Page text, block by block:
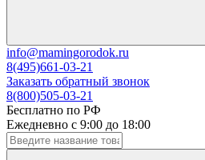
info@mamingorodok.ru
8(495)661-03-21
Заказать обратный звонок
8(800)505-03-21
Бесплатно по РФ
Ежедневно с 9:00 до 18:00